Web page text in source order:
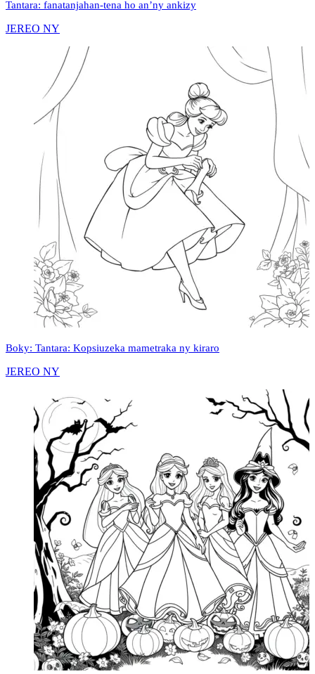
Tantara: fanatanjahan-tena ho an’ny ankizy
JEREO NY
Boky: Tantara: Kopsiuzeka mametraka ny kiraro
JEREO NY